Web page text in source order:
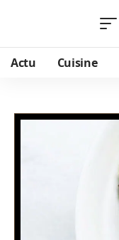
Actu Cuisine